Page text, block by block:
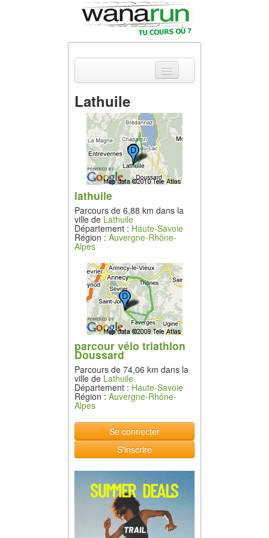
Actualités
Equipements &
Tests
Parcours &
Courses
Outils & Réseaux
Lathuile
lathuile
Parcours de 6,88 km dans la
ville de Lathuile
Département : Haute-Savoie
Région : Auvergne-Rhône-
Alpes
parcour vélo triathlon
Doussard
Parcours de 74,06 km dans la
ville de Lathuile
Département : Haute-Savoie
Région : Auvergne-Rhône-
Alpes
Se connecter
S'inscrire